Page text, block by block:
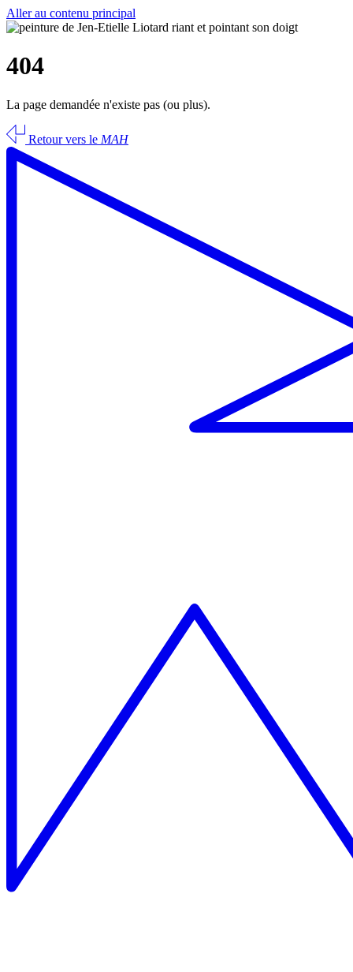
Aller au contenu principal
404
La page demandée n'existe pas (ou plus).
Retour vers le MAH